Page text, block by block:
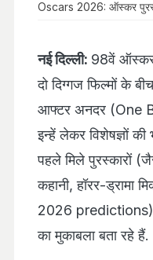
Oscars 2026: ऑस्कर
नई दिल्ली: 98वें ऑस्कर
दो दिग्गज फिल्मों के
आफ्टर अनदर (One
इन्हें लेकर विशेषज्ञों
पहले मिले पुरस्कारों
कहानी, हॉरर-
2026 predictions)
का मुकाबला बता रहे हैं.